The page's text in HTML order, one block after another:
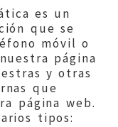
es un
que se
móvil o
página
y otras
que
página web.
tipos: